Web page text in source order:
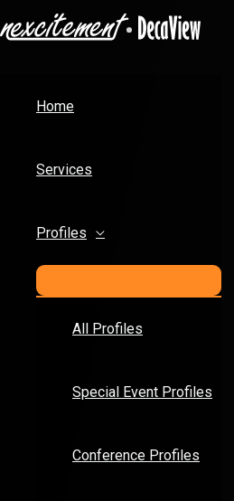
to
Home
Services
Profiles
TOGGLE
All Profiles
Special Event Profiles
Conference Profiles
navigation